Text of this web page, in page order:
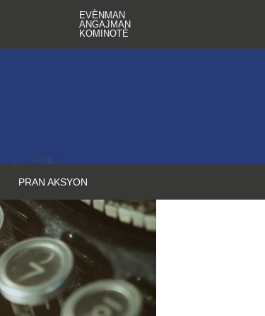
EVÈNMAN
ANGAJMAN
KOMINOTÈ
PRAN AKSYON